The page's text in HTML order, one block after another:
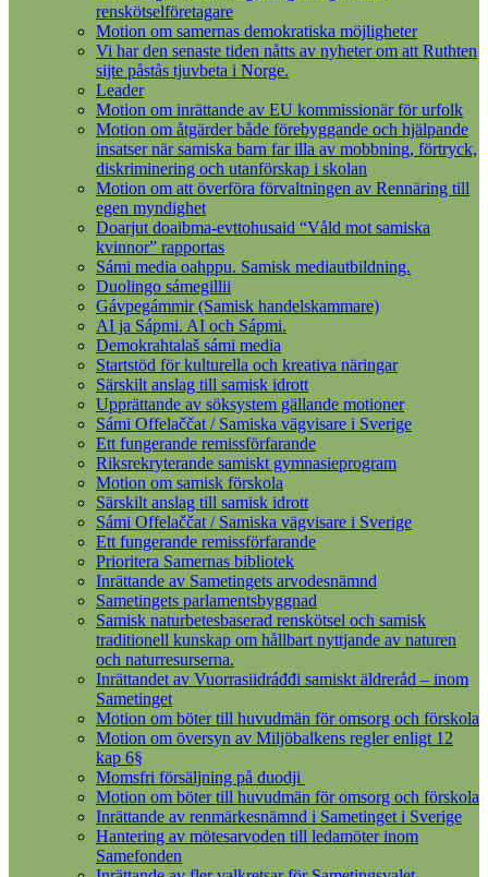
renskötselföretagare
Motion om samernas demokratiska möjligheter
Vi har den senaste tiden nåtts av nyheter om att Ruthten
sijte påstås tjuvbeta i Norge.
Leader
Motion om inrättande av EU kommissionär för urfolk
Motion om åtgärder både förebyggande och hjälpande
insatser när samiska barn far illa av mobbning, förtryck,
diskriminering och utanförskap i skolan
Motion om att överföra förvaltningen av Rennäring till
egen myndighet
Doarjut doaibma-evttohusaid “Våld mot samiska
kvinnor” rapportas
Sámi media oahppu. Samisk mediautbildning.
Duolingo sámegillii
Gávpegámmir (Samisk handelskammare)
AI ja Sápmi. AI och Sápmi.
Demokrahtalaš sámi media
Startstöd för kulturella och kreativa näringar
Särskilt anslag till samisk idrott
Upprättande av söksystem gällande motioner
Sámi Offelaččat / Samiska vägvisare i Sverige
Ett fungerande remissförfarande
Riksrekryterande samiskt gymnasieprogram
Motion om samisk förskola
Särskilt anslag till samisk idrott
Sámi Offelaččat / Samiska vägvisare i Sverige
Ett fungerande remissförfarande
Prioritera Samernas bibliotek
Inrättande av Sametingets arvodesnämnd
Sametingets parlamentsbyggnad
Samisk naturbetesbaserad renskötsel och samisk
traditionell kunskap om hållbart nyttjande av naturen
och naturresurserna.
Inrättandet av Vuorrasiidráđđi samiskt äldreråd – inom
Sametinget
Motion om böter till huvudmän för omsorg och förskola
Motion om översyn av Miljöbalkens regler enligt 12
kap 6§
Momsfri försäljning på duodji
Motion om böter till huvudmän för omsorg och förskola
Inrättande av renmärkesnämnd i Sametinget i Sverige
Hantering av mötesarvoden till ledamöter inom
Samefonden